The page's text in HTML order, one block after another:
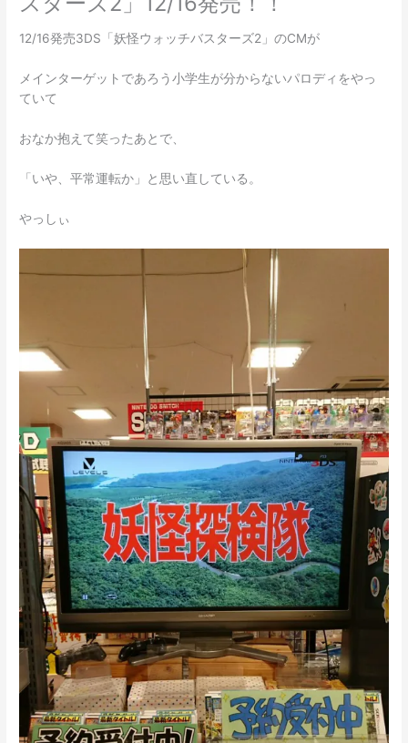
12/16発売3DS「妖怪ウォッチバスターズ2」のCMが
メインターゲットであろう小学生が分からないパロディをやっ
ていて
おなか抱えて笑ったあとで、
「いや、平常運転か」と思い直している。
やっしぃ